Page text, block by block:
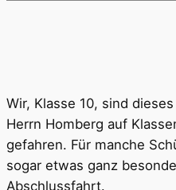
Wir, Klasse 10, sind
Herrn Homberg auf
gefahren. Für manche
sogar etwas ganz
Abschlussfahrt.